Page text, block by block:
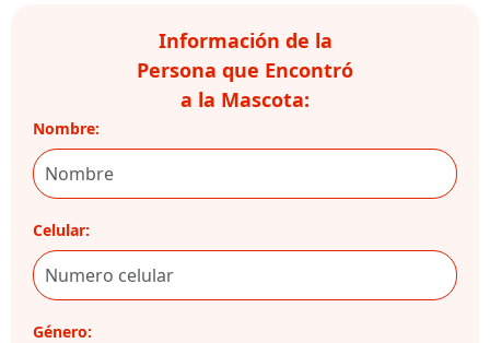
Información de la
Persona que Encontró
a la Mascota:
Nombre:
Celular:
Género: